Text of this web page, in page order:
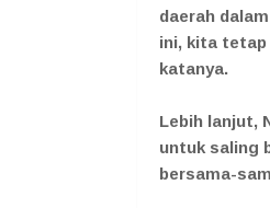
daerah
ini, kita
katanya.
Lebih lanjut,
untuk saling
bersama-